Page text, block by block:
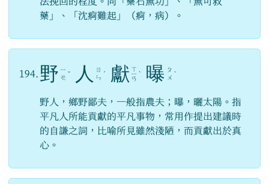
藥」、「沈痾難起」（痾，病）。
194. 野 ㄧ
ㄝ ˇ 人
ㄖ
ㄣ ˊ 獻 ㄒ
ㄧ
ㄢ
ˋ 曝 ㄆ
ㄨ ˋ
野人，鄉野鄙夫，一般指農夫；曝，曬太陽。指
平凡人所能貢獻的平凡事物，常用作提出建議時
的自謙之詞，比喻所見雖然淺陋，而貢獻出於真
心。